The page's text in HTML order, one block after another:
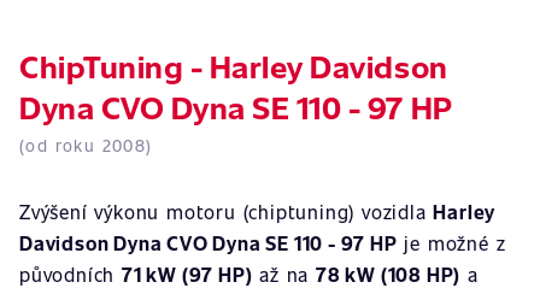
ChipTuning - Harley Davidson
Dyna CVO Dyna SE 110 - 97 HP
(od roku 2008)
Zvýšení výkonu motoru (chiptuning) vozidlaHarley
Davidson Dyna CVO Dyna SE 110 - 97 HP je možné z
původních71 kW (97 HP) až na78 kW (108 HP) a